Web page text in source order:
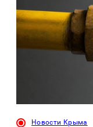
Новости Крыма